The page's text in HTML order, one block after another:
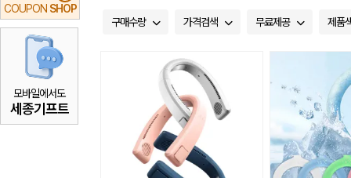
COUPON SHOP
모바일에서도
세종기프트
구매수량 가격검색 무료제공 제품